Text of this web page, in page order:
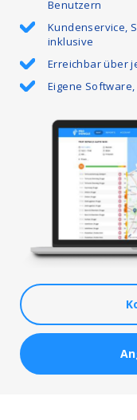
Benutzern
Kundenservice,
inklusive
Erreichbar über
Eigene